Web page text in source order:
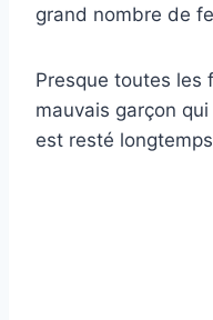
grand nombre de
Presque toutes les
mauvais garçon
est resté